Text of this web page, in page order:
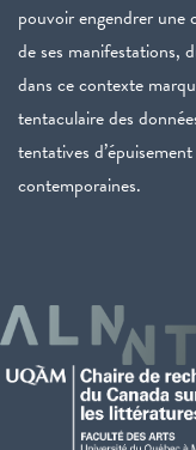
pouvoir engendrer une
de ses manifestations,
dans ce contexte
tentaculaire des
tentatives
contemporaines.